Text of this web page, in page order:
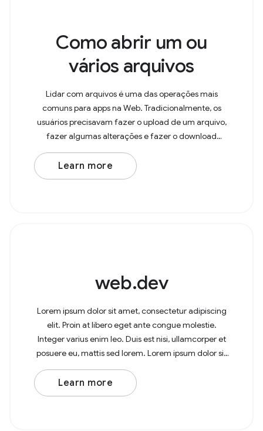
Como abrir um ou
vários arquivos
Lidar com arquivos é uma das operações mais
comuns para apps na Web. Tradicionalmente, os
usuários precisavam fazer o upload de um arquivo,
fazer algumas alterações e fazer o download
novamente, resultando em uma cópia na pasta
"Downloads". Com a API
Learn more
web.dev
Lorem ipsum dolor sit amet, consectetur adipiscing
elit. Proin at libero eget ante congue molestie.
Integer varius enim leo. Duis est nisi, ullamcorper et
posuere eu, mattis sed lorem. Lorem ipsum dolor sit
amet, consectetur adipiscing elit. In at
Learn more